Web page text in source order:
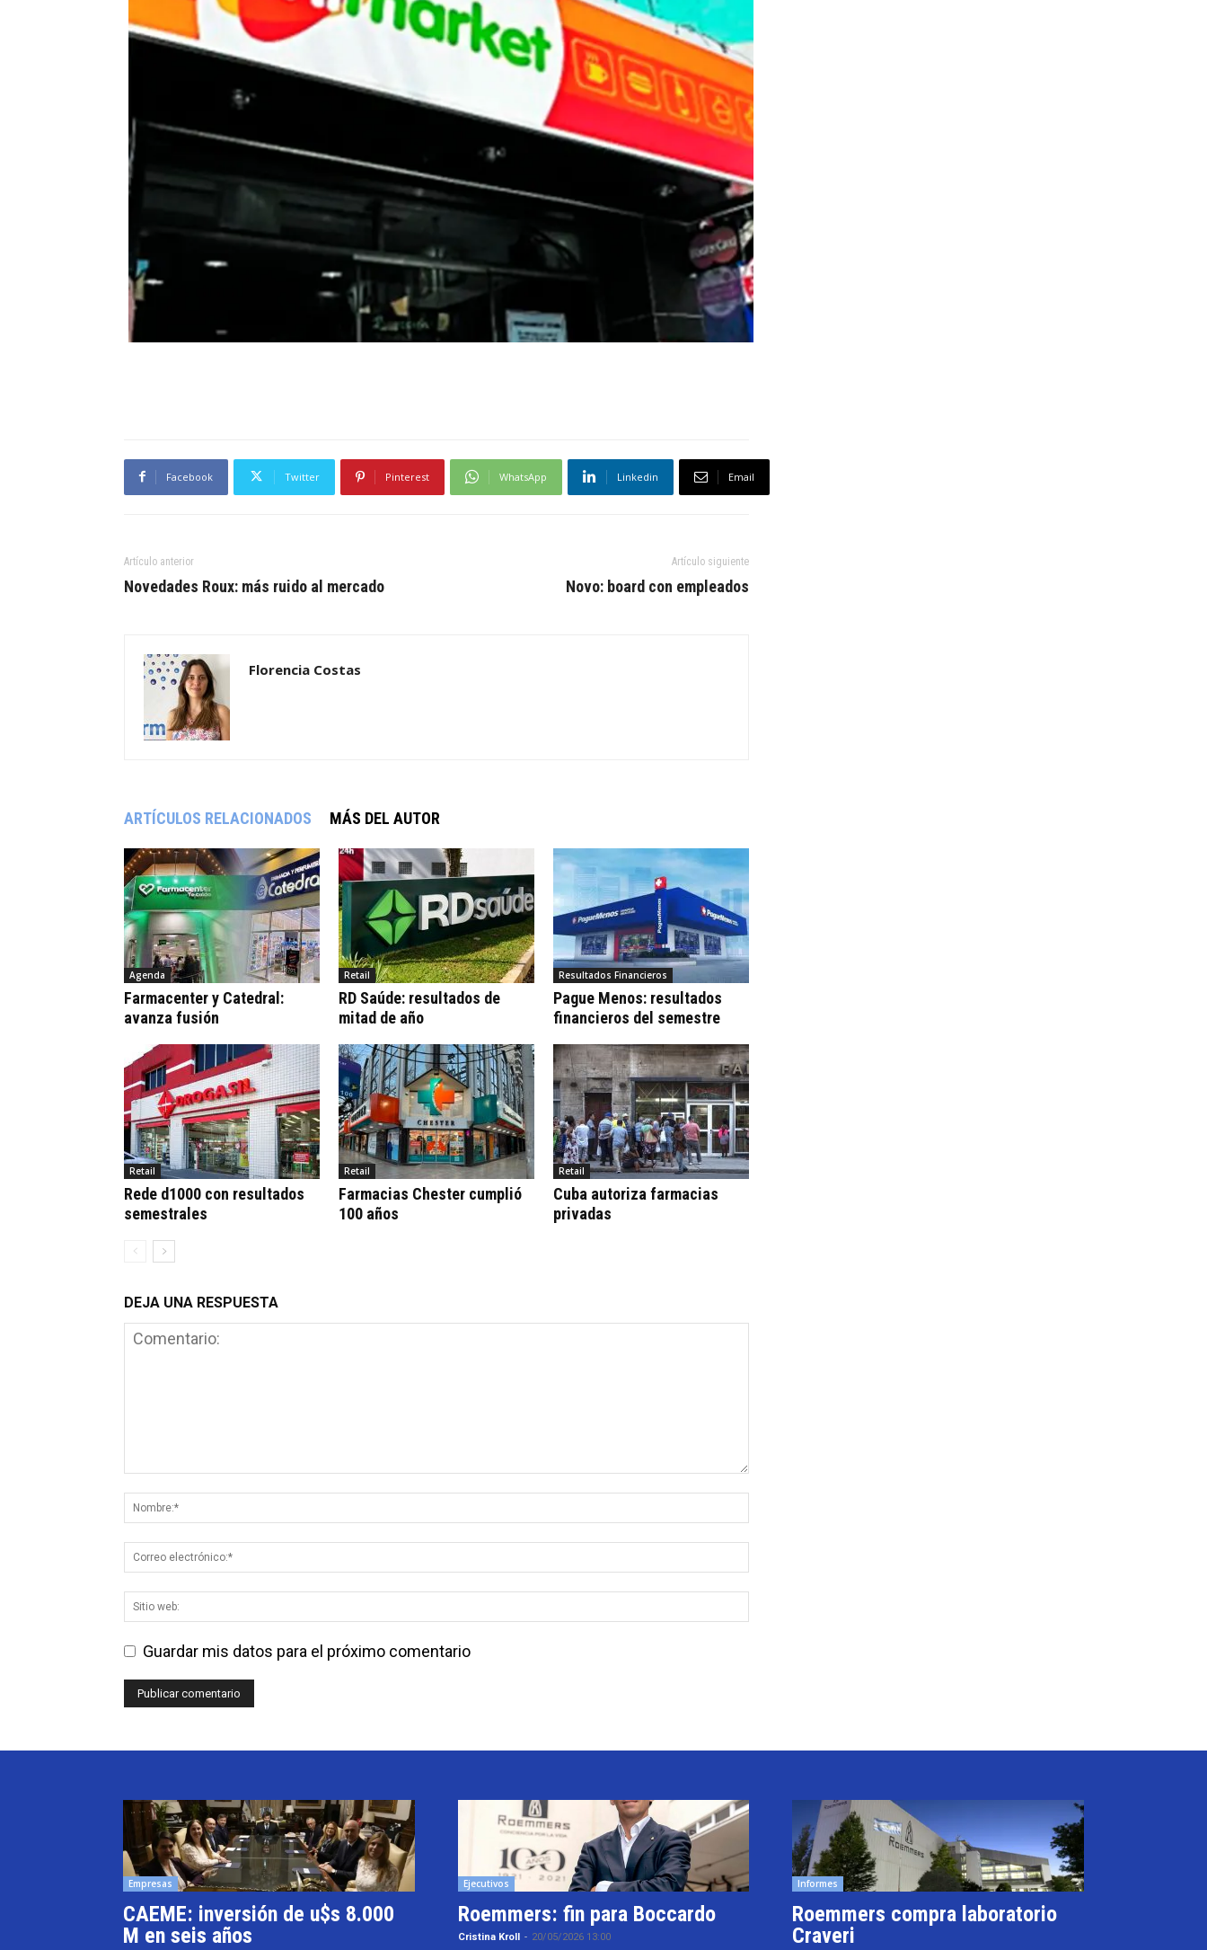
Facebook Twitter Pinterest WhatsApp Linkedin Email
Artículo anterior
Novedades Roux: más ruido al mercado
Artículo siguiente
Novo: board con empleados
Florencia Costas
ARTÍCULOS RELACIONADOS MÁS DEL AUTOR
Agenda
Farmacenter y Catedral:
avanza fusión
Retail
RD Saúde: resultados de
mitad de año
Resultados Financieros
Pague Menos: resultados
financieros del semestre
Retail
Rede d1000 con resultados
semestrales
Retail
Farmacias Chester cumplió
100 años
Retail
Cuba autoriza farmacias
privadas
DEJA UNA RESPUESTA
Guardar mis datos para el próximo comentario
Empresas
CAEME: inversión de u$s 8.000
M en seis años
Ejecutivos
Roemmers: fin para Boccardo
Cristina Kroll - 20/05/2026 13:00
Informes
Roemmers compra laboratorio
Craveri